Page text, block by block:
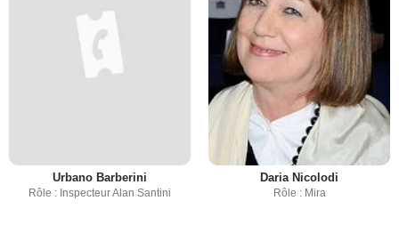
Urbano Barberini
Rôle : Inspecteur Alan Santini
Daria Nicolodi
Rôle : Mira